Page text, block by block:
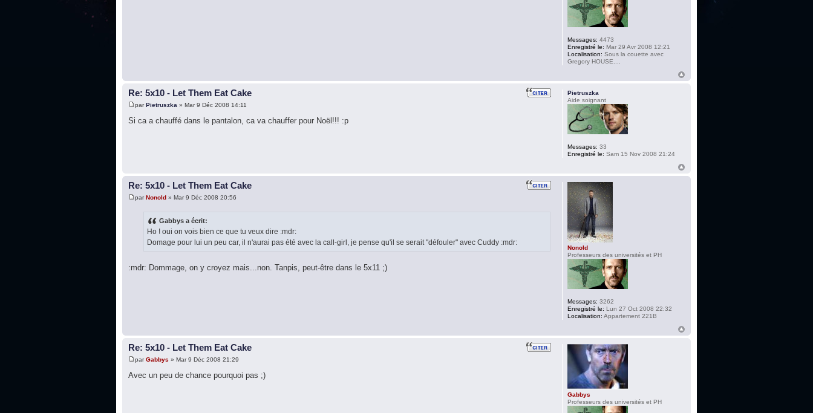
Messages: 4473
Enregistré le: Mar 29 Avr 2008 12:21
Localisation: Sous la couette avec
Gregory HOUSE....
Re: 5x10 - Let Them Eat Cake
parPietruszka » Mar 9 Déc 2008 14:11
Si ca a chauffé dans le pantalon, ca va chauffer pour Noël!!! :p
Pietruszka
Aide soignant
Messages: 33
Enregistré le: Sam 15 Nov 2008 21:24
Re: 5x10 - Let Them Eat Cake
parNonold » Mar 9 Déc 2008 20:56
Gabbys a écrit:
Ho ! oui on vois bien ce que tu veux dire :mdr:
Domage pour lui un peu car, il n'aurai pas été avec la call-girl, je pense qu'il se serait "défouler" avec Cuddy :mdr:
:mdr: Dommage, on y croyez mais...non. Tanpis, peut-être dans le 5x11 ;)
Nonold
Professeurs des universités et PH
Messages: 3262
Enregistré le: Lun 27 Oct 2008 22:32
Localisation: Appartement 221B
Re: 5x10 - Let Them Eat Cake
parGabbys » Mar 9 Déc 2008 21:29
Avec un peu de chance pourquoi pas ;)
Gabbys
Professeurs des universités et PH